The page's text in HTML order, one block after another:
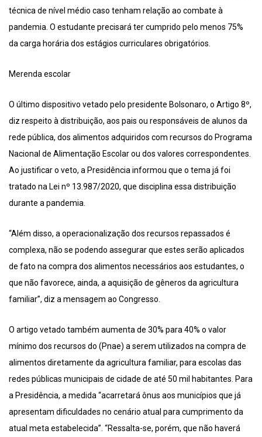
técnica de nível médio caso tenham relação ao combate à
pandemia. O estudante precisará ter cumprido pelo menos 75%
da carga horária dos estágios curriculares obrigatórios.
Merenda escolar
O último dispositivo vetado pelo presidente Bolsonaro, o Artigo 8º,
diz respeito à distribuição, aos pais ou responsáveis de alunos da
rede pública, dos alimentos adquiridos com recursos do Programa
Nacional de Alimentação Escolar ou dos valores correspondentes.
Ao justificar o veto, a Presidência informou que o tema já foi
tratado na Lei nº 13.987/2020, que disciplina essa distribuição
durante a pandemia.
“Além disso, a operacionalização dos recursos repassados é
complexa, não se podendo assegurar que estes serão aplicados
de fato na compra dos alimentos necessários aos estudantes, o
que não favorece, ainda, a aquisição de gêneros da agricultura
familiar”, diz a mensagem ao Congresso.
O artigo vetado também aumenta de 30% para 40% o valor
mínimo dos recursos do (Pnae) a serem utilizados na compra de
alimentos diretamente da agricultura familiar, para escolas das
redes públicas municipais de cidade de até 50 mil habitantes. Para
a Presidência, a medida “acarretará ônus aos municípios que já
apresentam dificuldades no cenário atual para cumprimento da
atual meta estabelecida”. “Ressalta-se, porém, que não haverá